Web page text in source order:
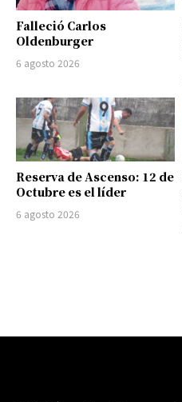
Falleció Carlos
Oldenburger
6 agosto 2026
Reserva de Ascenso: 12 de
Octubre es el líder
6 agosto 2026